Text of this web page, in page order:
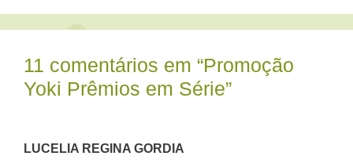
11 comentários em “Promoção
Yoki Prêmios em Série”
LUCELIA REGINA GORDIA